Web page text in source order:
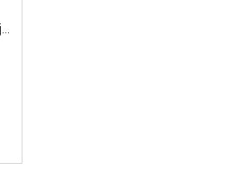
Stativ/oppbevaring for turnkjegler